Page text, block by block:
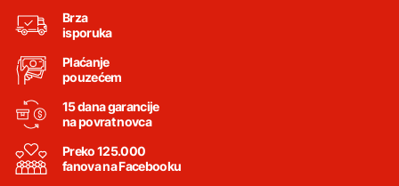
Brza
isporuka
Plaćanje
pouzećem
15 dana garancije
na povrat novca
Preko 125.000
fanova na Facebooku